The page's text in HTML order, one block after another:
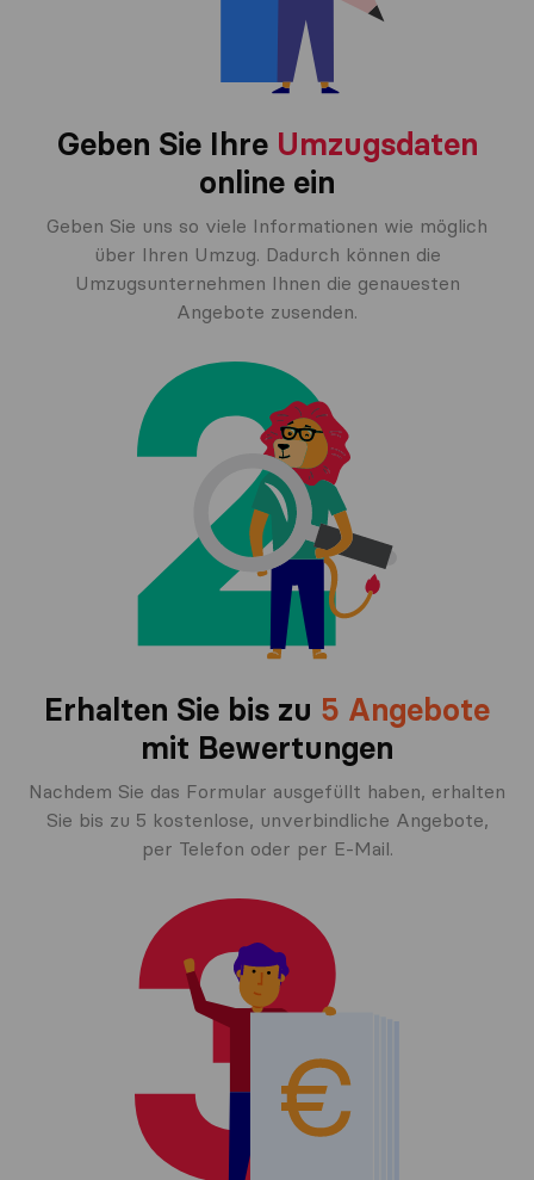
Geben Sie Ihre Umzugsdaten
online ein
Geben Sie uns so viele Informationen wie möglich
über Ihren Umzug. Dadurch können die
Umzugsunternehmen Ihnen die genauesten
Angebote zusenden.
Erhalten Sie bis zu 5 Angebote
mit Bewertungen
Nachdem Sie das Formular ausgefüllt haben, erhalten
Sie bis zu 5 kostenlose, unverbindliche Angebote,
per Telefon oder per E-Mail.